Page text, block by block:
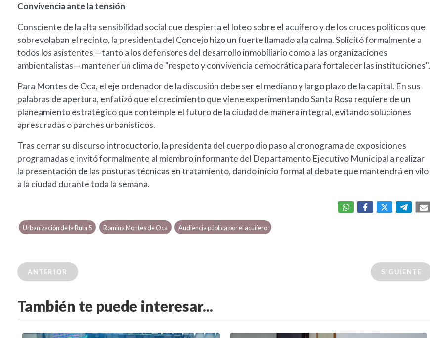
Convivencia ante la tensión
Consciente de la alta sensibilidad social que despierta el loteo sobre el acuífero y de los cruces políticos que
sobrevolaban el recinto, la presidenta del Concejo hizo un fuerte llamado a la calma. Solicitó formalmente a
todos los asistentes —tanto a los defensores del desarrollo inmobiliario como a las organizaciones
ambientalistas— mantener un clima de "respeto y convivencia democrática para fortalecer las instituciones".
Para Montes de Oca, el eje ordenador de la discusión debe ser el mediano y largo plazo de la capital. En sus
palabras de apertura, enfatizó que el crecimiento que viene experimentando Santa Rosa requiere de un
planeamiento estratégico que contemple el futuro de la ciudad de manera integral, evitando soluciones
apresuradas o parches urbanísticos.
Tras cerrar su discurso introductorio, la presidenta del cuerpo dio paso al cronograma de exposiciones
programadas e invitó formalmente al miembro informante del Departamento Ejecutivo Municipal a realizar
la presentación de las posturas técnicas en tratamiento, dando inicio formal al debate que mantendrá en vilo
a la ciudad durante toda la semana.
Urbanización de la Ruta 5 Romina Montes de Oca Audiencia pública por el acuífero
ANTERIOR SIGUIENTE
También te puede interesar...